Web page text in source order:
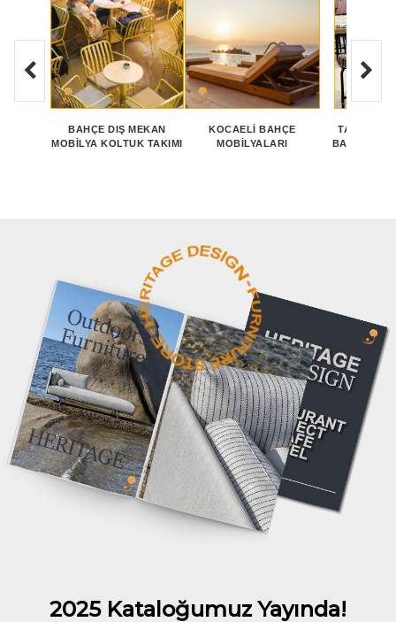
BAHÇE DIŞ MEKAN
MOBILYA KOLTUK TAKIMI
KOCAELİ BAHÇE
MOBİLYALARI
TASARIM
BAHÇE
2025 Kataloğumuz Yayında!